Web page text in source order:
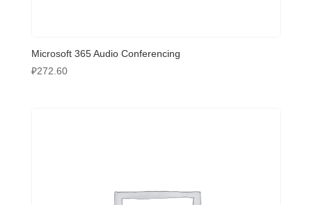
Microsoft 365 Audio Conferencing
₽272.60